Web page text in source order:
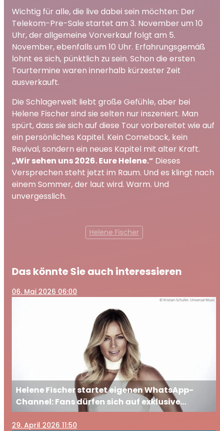
Wichtig für alle, die live dabei sein möchten: Der
Telekom-Pre-Sale startet am 3. November um 10
Uhr, der allgemeine Vorverkauf folgt am 5.
November, ebenfalls um 10 Uhr. Erfahrungsgemäß
lohnt es sich, pünktlich zu sein. Schon die ersten
Tourtermine waren innerhalb kürzester Zeit
ausverkauft.
Die Schlagerwelt liebt große Gefühle, aber bei
Helene Fischer sind sie selten nur inszeniert. Man
spürt, dass sie sich auf diese Tour vorbereitet wie auf
ein persönliches Kapitel. Kein Comeback, kein
Revival, sondern ein neues Kapitel mit alter Kraft.
„Wir sehen uns 2026. Eure Helene.“ Dieses
Versprechen steht jetzt im Raum. Und es klingt nach
einem Sommer, der laut wird. Warm. Und
unvergesslich.
Helene Fischer
Das könnte Sie auch interessieren
06. Mai 2026 06:00
Helene Fischer startet eigenen WhatsApp-
Channel: Fans dürfen sich auf exklusive
Einblicke freuen
29. April 2026 11:50